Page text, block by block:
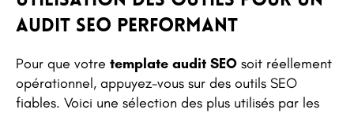
audit SEO performant
Pour que votre template audit SEO soit réellement
opérationnel, appuyez-vous sur des outils SEO
fiables. Voici une sélection des plus utilisés par les